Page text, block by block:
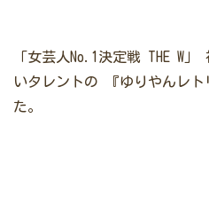
「女芸人No.1決定戦 THE W」
いタレントの 『ゆりやんレト
た。